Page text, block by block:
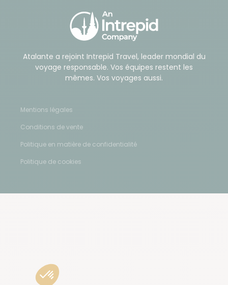
Atalante a rejoint Intrepid Travel, leader mondial du
voyage responsable. Vos équipes restent les
mêmes. Vos voyages aussi.
Mentions légales
Conditions de vente
Politique en matière de confidentialité
Politique de cookies